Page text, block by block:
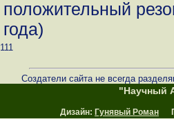
положительный
года)
111
Создатели сайта не всегда
"Научный
Дизайн: Гунявый Роман